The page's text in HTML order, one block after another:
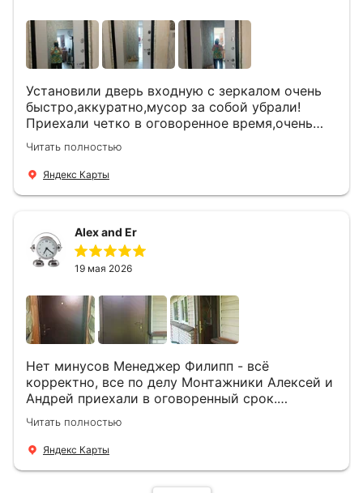
Установили дверь входную с зеркалом очень
быстро,аккуратно,мусор за собой убрали!
Приехали четко в оговоренное время,очень
вежливые,деликатные рабочие .Все
понравилось и дверь ,и работа и цена!
Читать полностью
Яндекс Карты
Alex and Er
19 мая 2026
Нет минусов Менеджер Филипп - всё
корректно, все по делу Монтажники Алексей и
Андрей приехали в оговоренный срок.
Демонтировали старую дверь и установили
новую буквально за час Быстро и качественно
+ нормальные цены Всем большое спасибо
Читать полностью
Яндекс Карты